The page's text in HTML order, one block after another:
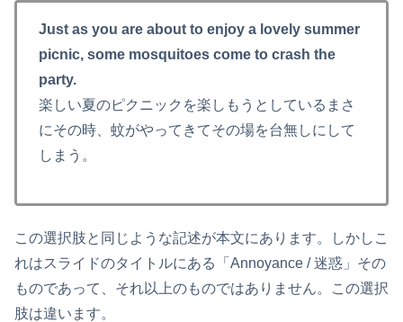
Just as you are about to enjoy a lovely summer
picnic, some mosquitoes come to crash the
party.
楽しい夏のピクニックを楽しもうとしているまさ
にその時、蚊がやってきてその場を台無しにして
しまう。
この選択肢と同じような記述が本文にあります。しかしこ
れはスライドのタイトルにある「Annoyance / 迷惑」その
ものであって、それ以上のものではありません。この選択
肢は違います。